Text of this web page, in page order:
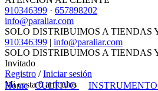
910346399 · 657898202
info@paraliar.com
SOLO DISTRIBUIMOS A TIENDAS
910346399 | info@paraliar.com
SOLO DISTRIBUIMOS A TIENDAS
Invitado
Registro /Iniciar sesión
Mi cesta0artículos
Home CULTIVO